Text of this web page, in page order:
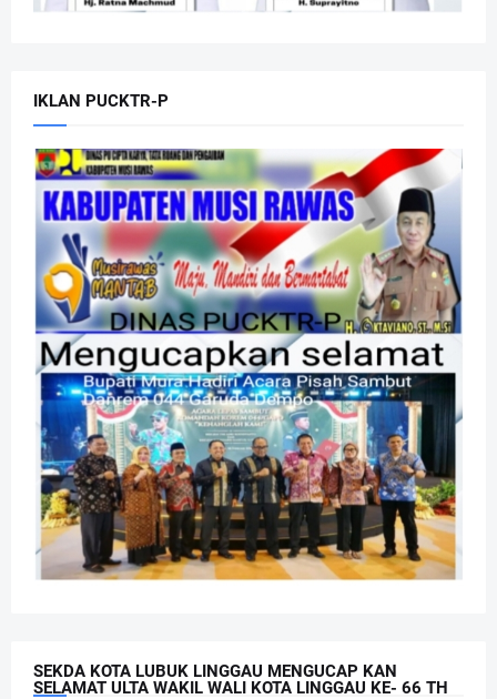
IKLAN PUCKTR-P
SEKDA KOTA LUBUK LINGGAU MENGUCAP KAN
SELAMAT ULTA WAKIL WALI KOTA LINGGAU KE- 66 TH